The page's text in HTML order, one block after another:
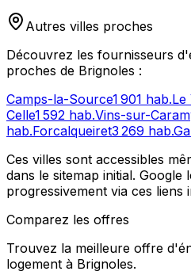
Autres villes proches
Découvrez les fournisseurs
proches de Brignoles :
Camps-la-Source1 901 hab.Le
Celle1 592 hab.Vins-sur-
hab.Forcalqueiret3 269 hab.
Ces villes sont accessibles
dans le sitemap initial. Google
progressivement via ces liens
Comparez les offres
Trouvez la meilleure offre
logement à Brignoles.